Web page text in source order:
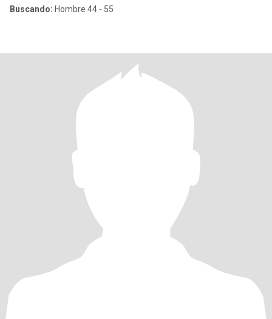
Buscando: Hombre 44 - 55